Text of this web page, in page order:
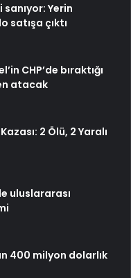
Yerin
satışa çıktı
CHP’de bıraktığı
atacak
2 Ölü, 2 Yaralı
uluslararası
400 milyon dolarlık